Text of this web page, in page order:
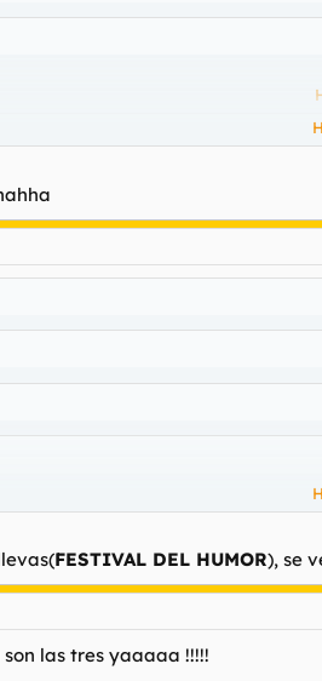
FESTIVAL DEL HUMOR), se
las tres yaaaaa !!!!!